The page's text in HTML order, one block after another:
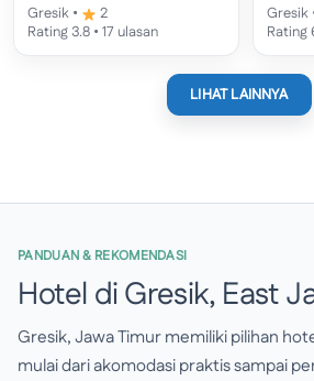
Gresik •
2
Rating 3.8 • 17 ulasan
Gresik
Rating
LIHAT LAINNYA
PANDUAN & REKOMENDASI
Hotel di Gresik, East
Gresik, Jawa Timur memiliki pilihan
mulai dari akomodasi praktis sampai